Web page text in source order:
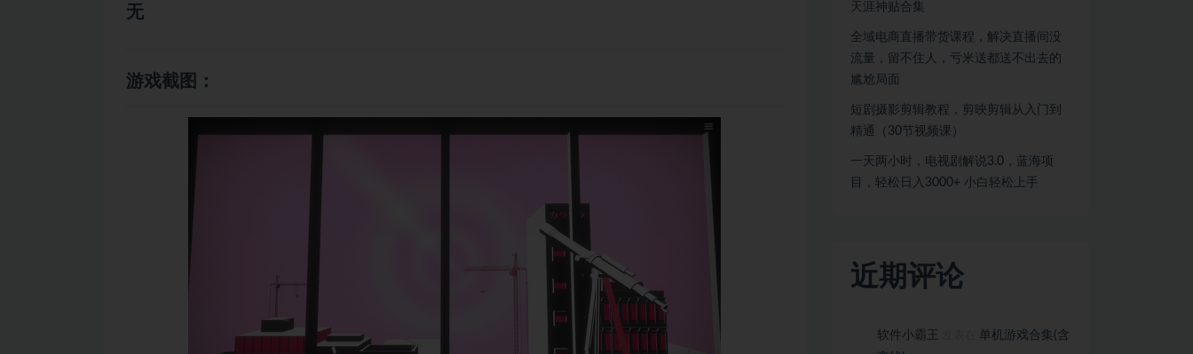
无
游戏截图：
天涯神贴合集
全域电商直播带货课程，解决直播间没
流量，留不住人，亏米送都送不出去的
尴尬局面
短剧摄影剪辑教程，剪映剪辑从入门到
精通（30节视频课）
一天两小时，电视剧解说3.0，蓝海项
目，轻松日入3000+ 小白轻松上手
近期评论
软件小霸王
单机游戏合集(含